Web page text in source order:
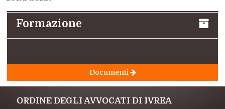
Formazione
Documenti
ORDINE DEGLI AVVOCATI DI IVREA